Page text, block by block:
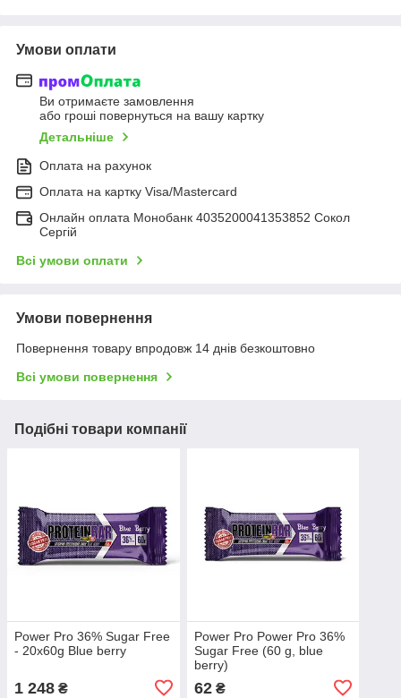
Умови оплати
Ви отримаєте замовлення
або гроші повернуться на вашу картку
Детальніше
Оплата на рахунок
Оплата на картку Visa/Mastercard
Онлайн оплата Монобанк 4035200041353852 Сокол
Сергій
Всі умови оплати
Умови повернення
Повернення товару впродовж 14 днів безкоштовно
Всі умови повернення
Подібні товари компанії
Power Pro 36% Sugar Free
- 20x60g Blue berry
1 248 ₴
Power Pro Power Pro 36%
Sugar Free (60 g, blue
berry)
62₴